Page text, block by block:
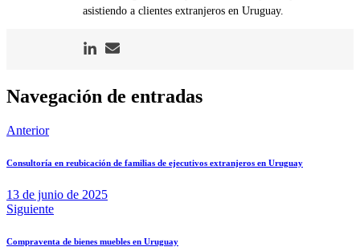
asistiendo a clientes extranjeros en Uruguay.
Navegación de entradas
Anterior
Consultoría en reubicación de familias de ejecutivos extranjeros en Uruguay
13 de junio de 2025
Siguiente
Compraventa de bienes muebles en Uruguay